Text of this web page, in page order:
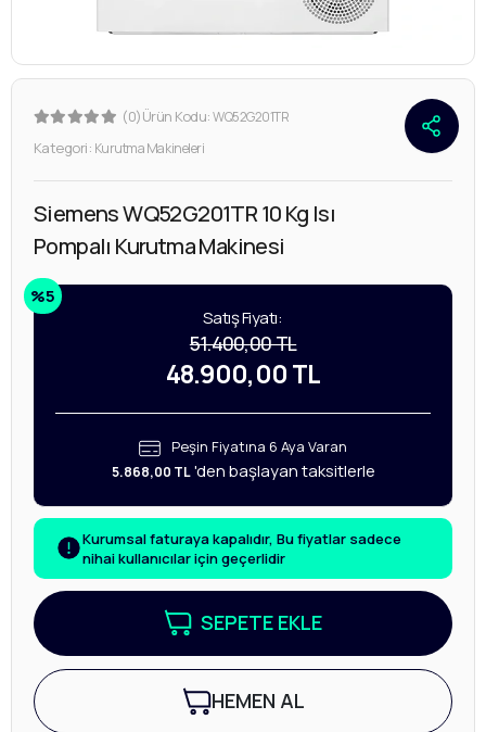
(0)Ürün Kodu:WQ52G201TR
Kategori: Kurutma Makineleri
Siemens WQ52G201TR 10 Kg Isı
Pompalı Kurutma Makinesi
%5
Satış Fiyatı:
51.400,00 TL
48.900,00 TL
Peşin Fiyatına 6 Aya Varan
5.868,00 TL'den başlayan taksitlerle
Kurumsal faturaya kapalıdır, Bu fiyatlar sadece
nihai kullanıcılar için geçerlidir
SEPETE EKLE
HEMEN AL